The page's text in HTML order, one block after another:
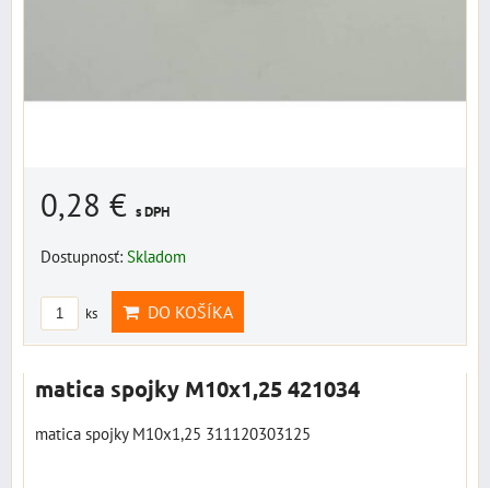
0,28 € s DPH
Dostupnosť: Skladom
ks DO KOŠÍKA
matica spojky M10x1,25 421034
matica spojky M10x1,25 311120303125